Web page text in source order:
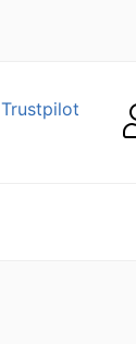
Trustpilot